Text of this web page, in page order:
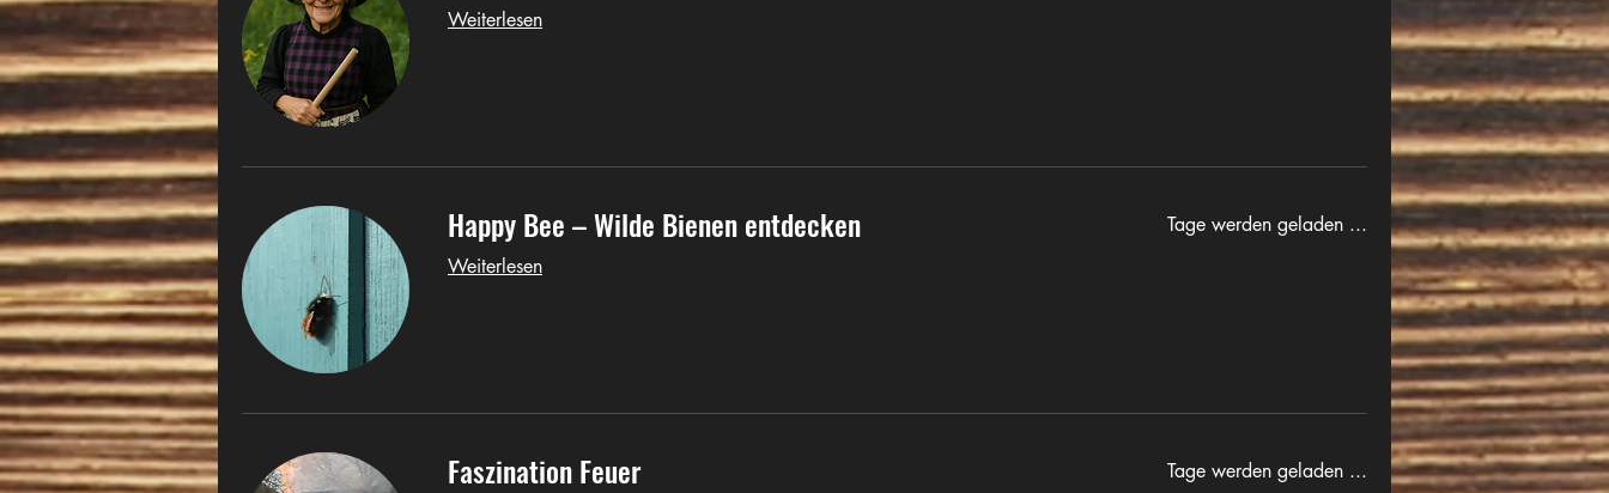
Weiterlesen
Happy Bee – Wilde Bienen entdecken
Weiterlesen
Tage werden geladen ...
Faszination Feuer Tage werden geladen ...